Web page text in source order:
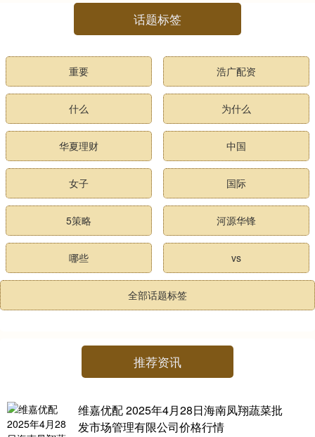
话题标签
重要 浩广配资
什么 为什么
华夏理财 中国
女子 国际
5策略 河源华锋
哪些 vs
全部话题标签
推荐资讯
维嘉优配 2025年4月28日海南凤翔蔬菜批
发市场管理有限公司价格行情